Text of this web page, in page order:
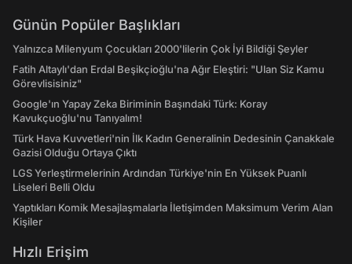
Günün Popüler Başlıkları
Yalnızca Milenyum Çocukları 2000'lilerin Çok İyi Bildiği Şeyler
Fatih Altaylı'dan Erdal Beşikçioğlu'na Ağır Eleştiri: "Ulan Siz Kamu
Görevlisisiniz"
Google'ın Yapay Zeka Biriminin Başındaki Türk: Koray
Kavukçuoğlu'nu Tanıyalım!
Türk Hava Kuvvetleri'nin İlk Kadın Generalinin Dedesinin Çanakkale
Gazisi Olduğu Ortaya Çıktı
LGS Yerleştirmelerinin Ardından Türkiye'nin En Yüksek Puanlı
Liseleri Belli Oldu
Yaptıkları Komik Mesajlaşmalarla İletişimden Maksimum Verim Alan
Kişiler
Hızlı Erişim